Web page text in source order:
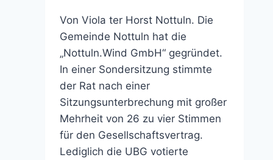
Von Viola ter Horst Nottuln. Die
Gemeinde Nottuln hat die
„Nottuln.Wind GmbH“ gegründet.
In einer Sondersitzung stimmte
der Rat nach einer
Sitzungsunterbrechung mit großer
Mehrheit von 26 zu vier Stimmen
für den Gesellschaftsvertrag.
Lediglich die UBG votierte